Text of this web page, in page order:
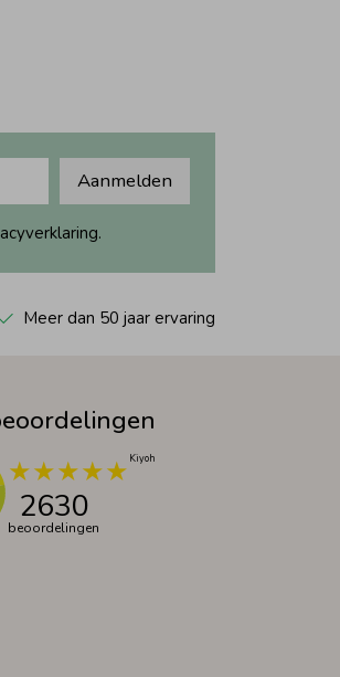
Aanmelden
Meer dan 50 jaar ervaring
2630
beoordelingen